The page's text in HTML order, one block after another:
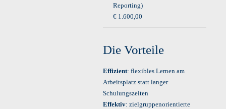
Reporting)
€ 1.600,00
Die Vorteile
Effizient: flexibles Lernen am
Arbeitsplatz statt langer
Schulungszeiten
Effektiv: zielgruppenorientierte